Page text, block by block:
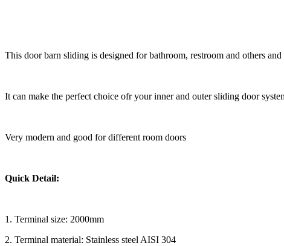
This door barn sliding is designed for bathroom, restroom and others
It can make the perfect choice ofr your inner and outer sliding door
Very modern and good for different room doors
Quick Detail:
1. Terminal size: 2000mm
2. Terminal material: Stainless steel AISI 304